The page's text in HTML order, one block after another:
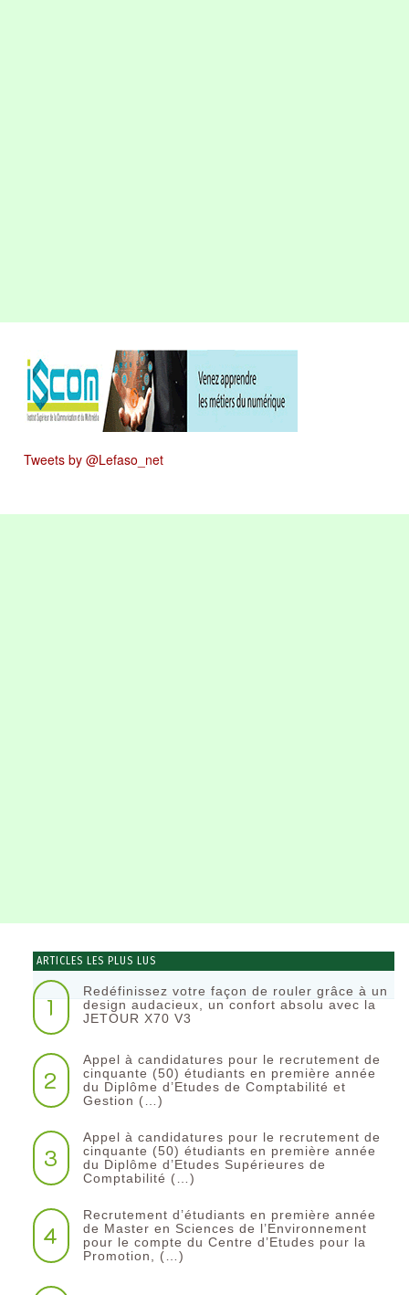
Tweets by @Lefaso_net
ARTICLES LES PLUS LUS
1
Redéfinissez votre façon de rouler grâce à un
design audacieux, un confort absolu avec la
JETOUR X70 V3
2
Appel à candidatures pour le recrutement de
cinquante (50) étudiants en première année
du Diplôme d’Etudes de Comptabilité et
Gestion (…)
3
Appel à candidatures pour le recrutement de
cinquante (50) étudiants en première année
du Diplôme d’Etudes Supérieures de
Comptabilité (…)
4
Recrutement d’étudiants en première année
de Master en Sciences de l’Environnement
pour le compte du Centre d’Etudes pour la
Promotion, (…)